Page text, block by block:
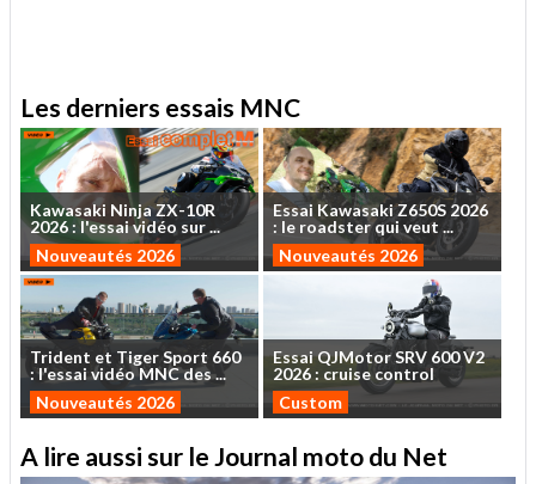
Les derniers essais MNC
Kawasaki NinjaZX-10R
2026: l'essaividéo sur...
Nouveautés 2026
Essai KawasakiZ650S 2026
: le roadsterquiveut ...
Nouveautés 2026
Trident et TigerSport 660
: l'essaividéoMNCdes...
Nouveautés 2026
EssaiQJMotorSRV 600V2
2026 : cruise control
Custom
A lire aussi sur le Journal moto du Net